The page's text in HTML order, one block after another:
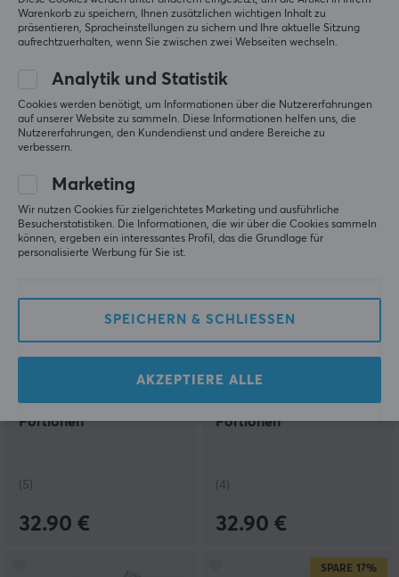
X-Zero Apple Orange -
100 Portionen
(4)
32.90 €
X-Zero Tutti Frutti - 100
Portionen
X-Zero Cuba Libre - 100
Portionen
(5)
32.90 €
X-Gamer
X-Zero Pineapple - 100
Portionen
(4)
32.90 €
SPARE 17%
Warenkorb zu speichern, Ihnen zusätzlichen wichtigen Inhalt zu
präsentieren, Spracheinstellungen zu sichern und Ihre aktuelle Sitzung
aufrechtzuerhalten, wenn Sie zwischen zwei Webseiten wechseln.
Analytik und Statistik
Cookies werden benötigt, um Informationen über die Nutzererfahrungen
auf unserer Website zu sammeln. Diese Informationen helfen uns, die
Nutzererfahrungen, den Kundendienst und andere Bereiche zu
verbessern.
Marketing
Wir nutzen Cookies für zielgerichtetes Marketing und ausführliche
Besucherstatistiken. Die Informationen, die wir über die Cookies sammeln
können, ergeben ein interessantes Profil, das die Grundlage für
personalisierte Werbung für Sie ist.
SPEICHERN & SCHLIESSEN
AKZEPTIERE ALLE